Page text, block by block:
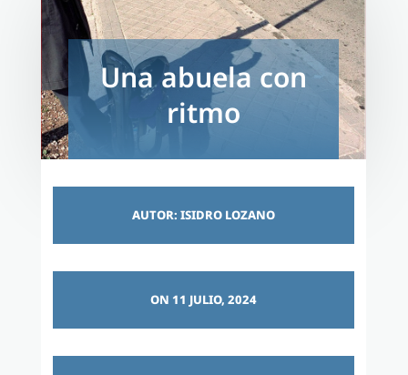
Una abuela con
ritmo
AUTOR: ISIDRO LOZANO
ON 11 JULIO, 2024